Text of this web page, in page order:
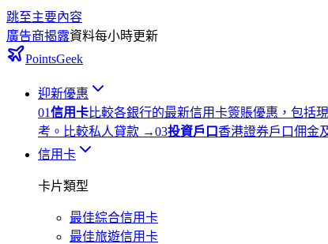
跳至主要內容
廣告商揭露資料每小時更新
PointsGeek
迎新優惠
01信用卡比較各銀行的最新信用卡簽賬優惠，包括
考。 比較私人貸款 →03投資戶口香港證券戶口佣金
信用卡
卡片類型
最佳綜合信用卡
最佳旅遊信用卡